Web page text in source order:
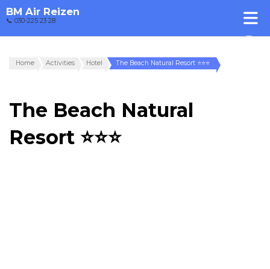
BM Air Reizen
📞 030-225 23 28
Home Activities Hotel The Beach Natural Resort ⭐⭐⭐
The Beach Natural
Resort ⭐⭐⭐